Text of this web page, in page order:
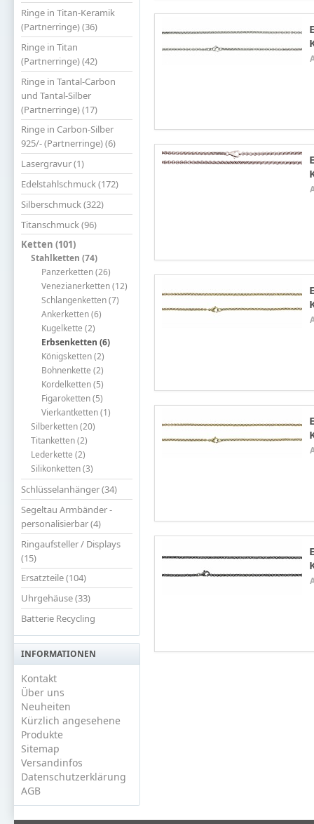
Ringe in Titan-Keramik
(Partnerringe) (36)
Ringe in Titan
(Partnerringe) (42)
Ringe in Tantal-Carbon
und Tantal-Silber
(Partnerringe) (17)
Ringe in Carbon-Silber
925/- (Partnerringe) (6)
Lasergravur (1)
Edelstahlschmuck (172)
Silberschmuck (322)
Titanschmuck (96)
Ketten (101)
Stahlketten (74)
Panzerketten (26)
Venezianerketten (12)
Schlangenketten (7)
Ankerketten (6)
Kugelkette (2)
Erbsenketten (6)
Königsketten (2)
Bohnenkette (2)
Kordelketten (5)
Figaroketten (5)
Vierkantketten (1)
Silberketten (20)
Titanketten (2)
Lederkette (2)
Silikonketten (3)
Schlüsselanhänger (34)
Segeltau Armbänder -
personalisierbar (4)
Ringaufsteller / Displays
(15)
Ersatzteile (104)
Uhrgehäuse (33)
Batterie Recycling
INFORMATIONEN
Kontakt
Über uns
Neuheiten
Kürzlich angesehene
Produkte
Sitemap
Versandinfos
Datenschutzerklärung
AGB